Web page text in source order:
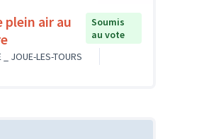
plein air au
Soumis
au vote
_ JOUE-LES-TOURS